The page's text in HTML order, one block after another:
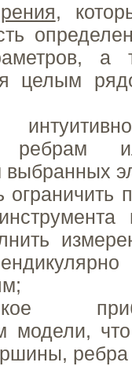
,
а
целым
ребрам
ограничить
модели,
ребра